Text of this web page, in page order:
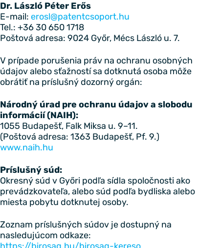
Dr. László Péter Erős
E-mail: erosl@patentcsoport.hu
Tel.: +36 30 650 1718
Poštová adresa: 9024 Győr, Mécs László u. 7.
V prípade porušenia práv na ochranu osobných
údajov alebo sťažností sa dotknutá osoba môže
obrátiť na príslušný dozorný orgán:
Národný úrad pre ochranu údajov a slobodu
informácií (NAIH):
1055 Budapešť, Falk Miksa u. 9–11.
(Poštová adresa: 1363 Budapešť, Pf. 9.)
www.naih.hu
Príslušný súd:
Okresný súd v Győri podľa sídla spoločnosti ako
prevádzkovateľa, alebo súd podľa bydliska alebo
miesta pobytu dotknutej osoby.
Zoznam príslušných súdov je dostupný na
nasledujúcom odkaze: